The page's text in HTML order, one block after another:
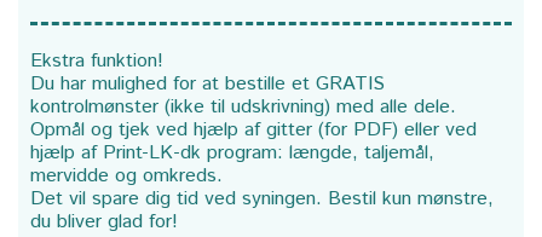
Ekstra funktion!
Du har mulighed for at bestille et GRATIS
kontrolmønster (ikke til udskrivning) med alle dele.
Opmål og tjek ved hjælp af gitter (for PDF) eller ved
hjælp af Print-LK-dk program: længde, taljemål,
mervidde og omkreds.
Det vil spare dig tid ved syningen. Bestil kun mønstre,
du bliver glad for!